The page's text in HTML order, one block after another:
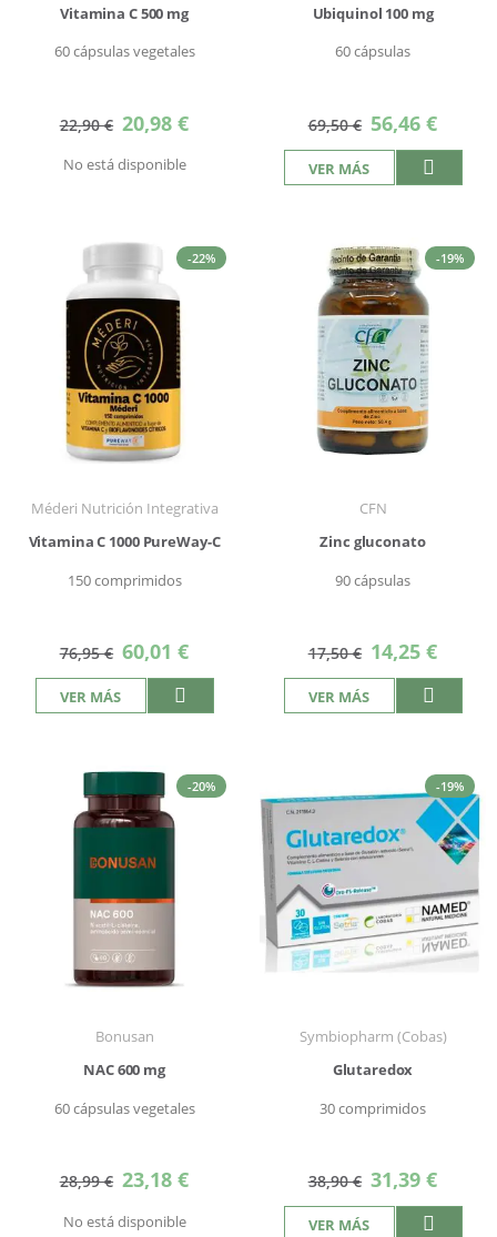
Vitamina C 500 mg
60 cápsulas vegetales
22,90 € Precio
especial
20,98 €
No está disponible
Ubiquinol 100 mg
60 cápsulas
69,50 € Precio
especial
56,46 €
VER MÁS
-22%
Méderi Nutrición Integrativa
Vitamina C 1000 PureWay-C
150 comprimidos
76,95 € Precio
especial
60,01 €
VER MÁS
-19%
CFN
Zinc gluconato
90 cápsulas
17,50 € Precio
especial
14,25 €
VER MÁS
-20%
Bonusan
NAC 600 mg
60 cápsulas vegetales
28,99 € Precio
especial
23,18 €
No está disponible
-19%
Symbiopharm (Cobas)
Glutaredox
30 comprimidos
38,90 € Precio
especial
31,39 €
VER MÁS